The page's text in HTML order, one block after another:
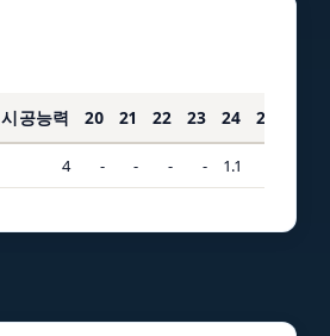
시공능력 20 21 22 23 24 25
4 - - - - 1.1